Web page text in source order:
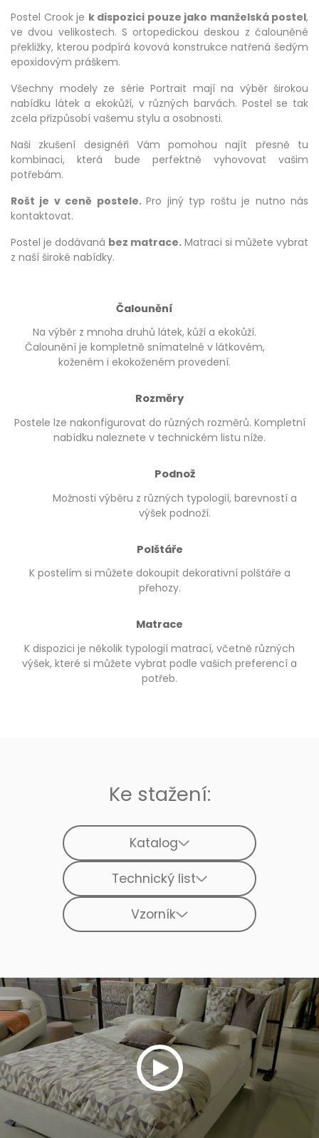
Postel Crook je k dispozici pouze jako manželská postel,
ve dvou velikostech. S ortopedickou deskou z čalouněné
překližky, kterou podpírá kovová konstrukce natřená šedým
epoxidovým práškem.
Všechny modely ze série Portrait mají na výběr širokou
nabídku látek a ekokůží, v různých barvách. Postel se tak
zcela přizpůsobí vašemu stylu a osobnosti.
Naši zkušení designéři Vám pomohou najít přesně tu
kombinaci, která bude perfektně vyhovovat vašim
potřebám.
Rošt je v ceně postele.Pro jiný typ roštu je nutno nás
kontaktovat.
Postel je dodávaná bez matrace. Matraci si můžete vybrat
z naší široké nabídky.
Čalounění
Na výběr z mnoha druhů látek, kůží a ekokůží.
Čalounění je kompletně snímatelné v látkovém,
koženém i ekokoženém provedení.
Rozměry
Postele lze nakonfigurovat do různých rozměrů. Kompletní
nabídku naleznete v technickém listu níže.
Podnož
Možnosti výběru z různých typologií, barevností a
výšek podnoží.
Polštáře
K postelím si můžete dokoupit dekorativní polštáře a
přehozy.
Matrace
K dispozici je několik typologií matrací, včetně různých
výšek, které si můžete vybrat podle vašich preferencí a
potřeb.
Ke stažení:
Katalog
Technický list
Vzorník